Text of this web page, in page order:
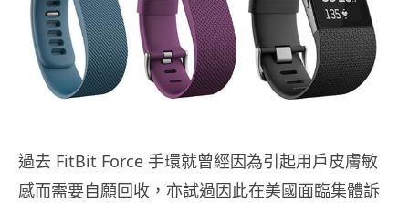
過去 FitBit Force 手環就曾經因為引起用戶皮膚敏
感而需要自願回收，亦試過因此在美國面臨集體訴